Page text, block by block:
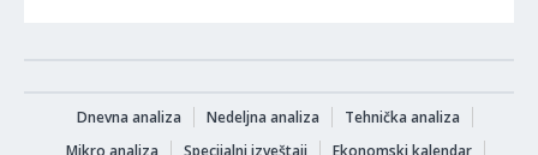
Dnevna analiza Nedeljna analiza
Tehnička analiza
Mikro analiza
Specijalni izveštaji Ekonomski kalendar